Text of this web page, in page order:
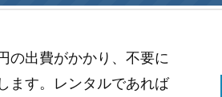
の出費がかかり、不要に
ます。レンタルであれば